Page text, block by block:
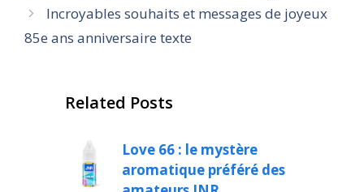
Incroyables souhaits et messages de joyeux
85e ans anniversaire texte
Related Posts
Love 66 : le mystère
aromatique préféré des